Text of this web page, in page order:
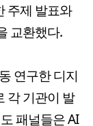
주제 발표와
교환했다.
연구한 디지
각 기관이 발
패널들은 AI